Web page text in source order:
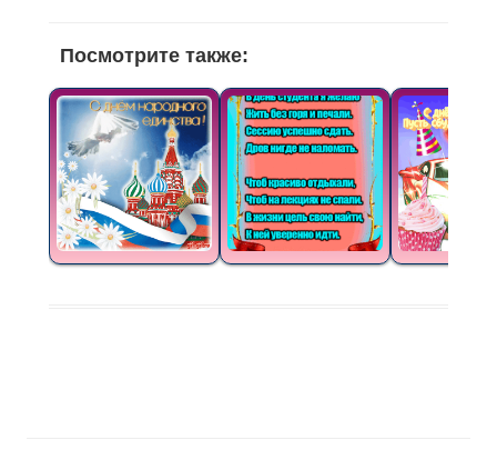
Посмотрите также: